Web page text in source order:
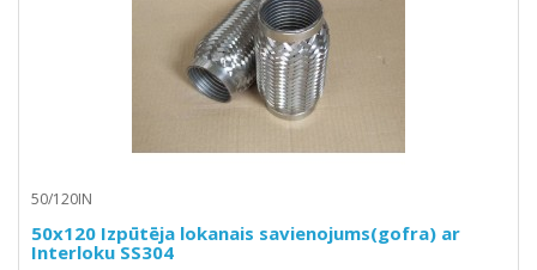
50/120IN
50x120 Izpūtēja lokanais savienojums(gofra) ar
Interloku SS304